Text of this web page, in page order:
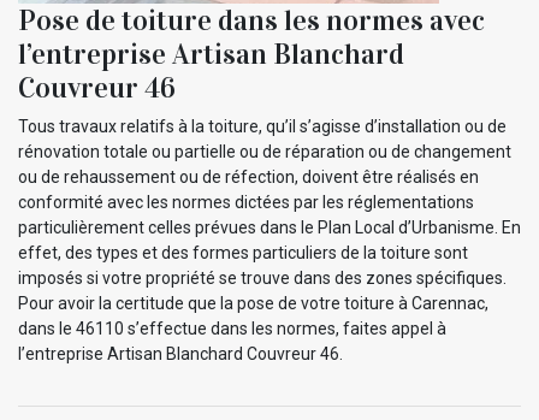
Pose de toiture dans les normes avec
l’entreprise Artisan Blanchard
Couvreur 46
Tous travaux relatifs à la toiture, qu’il s’agisse d’installation ou de
rénovation totale ou partielle ou de réparation ou de changement
ou de rehaussement ou de réfection, doivent être réalisés en
conformité avec les normes dictées par les réglementations
particulièrement celles prévues dans le Plan Local d’Urbanisme. En
effet, des types et des formes particuliers de la toiture sont
imposés si votre propriété se trouve dans des zones spécifiques.
Pour avoir la certitude que la pose de votre toiture à Carennac,
dans le 46110 s’effectue dans les normes, faites appel à
l’entreprise Artisan Blanchard Couvreur 46.